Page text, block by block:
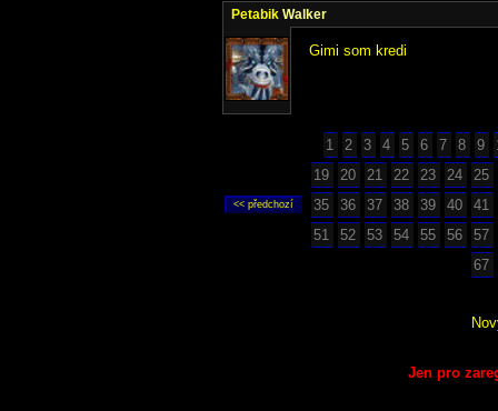
Petabik Walker
Gimi som kredi
1 2 3 4 5 6 7 8 9
19
20 21 22 23 24
25
35
36 37 38 39 40
41
51
52 53 54 55 56
57
67
Jen pro